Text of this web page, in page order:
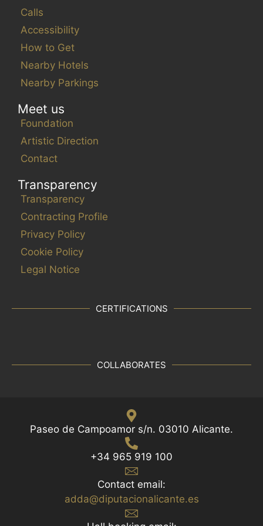
Calls
Accessibility
How to Get
Nearby Hotels
Nearby Parkings
Meet us
Foundation
Artistic Direction
Contact
Transparency
Transparency
Contracting Profile
Privacy Policy
Cookie Policy
Legal Notice
CERTIFICATIONS
COLLABORATES
Paseo de Campoamor s/n. 03010 Alicante.
+34 965 919 100
Contact email:
adda@diputacionalicante.es